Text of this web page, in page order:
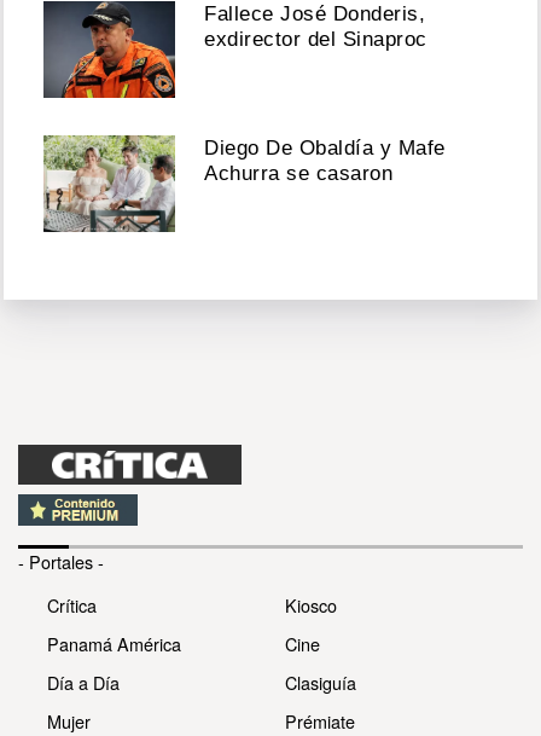
Fallece José Donderis,
exdirector del Sinaproc
Diego De Obaldía y Mafe
Achurra se casaron
- Portales -
Crítica
Panamá América
Día a Día
Mujer
Kiosco
Cine
Clasiguía
Prémiate